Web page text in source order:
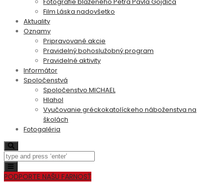
Film Láska nadovšetko
Aktuality
Oznamy
Pripravované akcie
Pravidelný bohoslužobný program
Pravidelné aktivity
Informátor
Spoločenstvá
Spoločenstvo MICHAEL
Hlahol
Vyučovanie gréckokatolíckeho náboženstva na
školách
Fotogaléria
Toggle
navigation
PODPORTE NAŠU FARNOSŤ